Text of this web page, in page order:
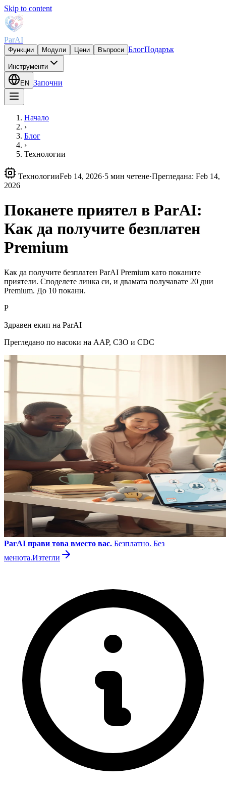
Skip to content
ParAI
Функции Модули Цени Въпроси БлогПодарък
Инструменти
EN Започни
Начало
›
Блог
›
Технологии
ТехнологииFeb 14, 2026·5 мин четене·Прегледана: Feb 14,
2026
Поканете приятел в ParAI:
Как да получите безплатен
Premium
Как да получите безплатен ParAI Premium като поканите
приятели. Споделете линка си, и двамата получавате 20 дни
Premium. До 10 покани.
P
Здравен екип на ParAI
Прегледано по насоки на AAP, СЗО и CDC
ParAI прави това вместо вас. Безплатно. Без
менюта.Изтегли